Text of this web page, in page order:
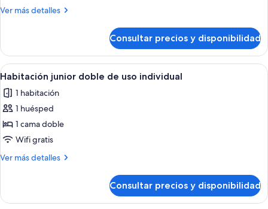
Habitación
camas
individuales
Ver más detalles
Más
con
camas
Consultar precios y disponibilidad
Abrir
todas
las
fotos
de
Habitación
junior
uso
Habitación de hotel con una cama
4
Habitación junior doble de uso individual
1 habitación
1 huésped
1 cama doble
Wifi gratis
Ver más detalles
Más
junior
Consultar precios y disponibilidad